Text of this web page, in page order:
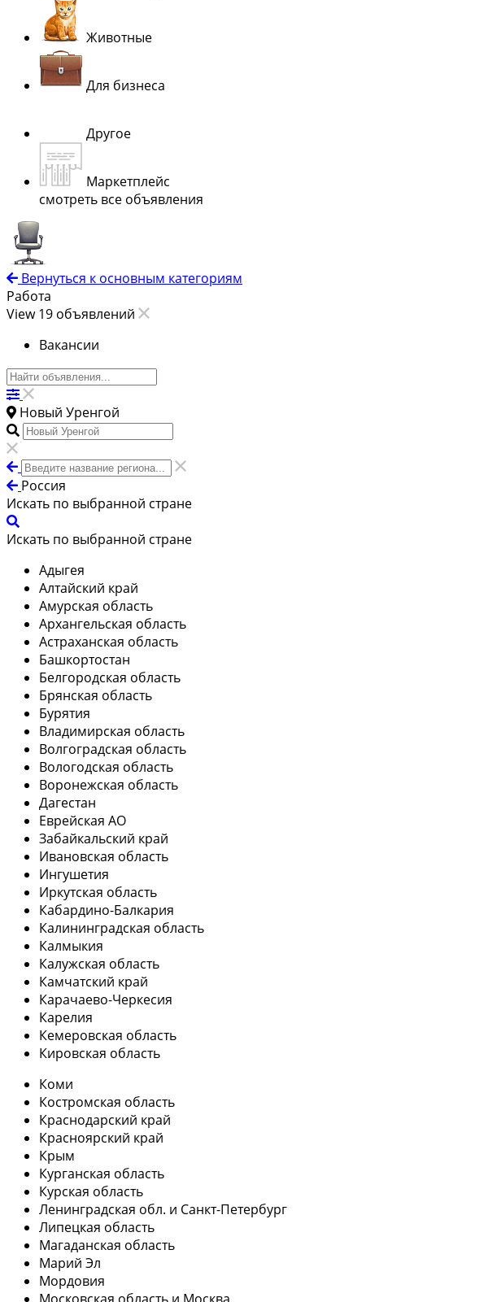
Животные
Для бизнеса
Другое
Маркетплейс
смотреть все объявления
Вернуться к основным категориям
Работа
View 19 объявлений
Вакансии
Новый Уренгой
Россия
Искать по выбранной стране
Искать по выбранной стране
Адыгея
Алтайский край
Амурская область
Архангельская область
Астраханская область
Башкортостан
Белгородская область
Брянская область
Бурятия
Владимирская область
Волгоградская область
Вологодская область
Воронежская область
Дагестан
Еврейская АО
Забайкальский край
Ивановская область
Ингушетия
Иркутская область
Кабардино-Балкария
Калининградская область
Калмыкия
Калужская область
Камчатский край
Карачаево-Черкесия
Карелия
Кемеровская область
Кировская область
Коми
Костромская область
Краснодарский край
Красноярский край
Крым
Курганская область
Курская область
Ленинградская обл. и Санкт-Петербург
Липецкая область
Магаданская область
Марий Эл
Мордовия